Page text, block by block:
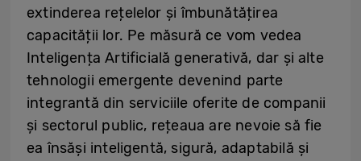
extinderea rețelelor și îmbunătățirea
capacității lor. Pe măsură ce vom vedea
Inteligența Artificială generativă, dar și alte
tehnologii emergente devenind parte
integrantă din serviciile oferite de companii
și sectorul public, rețeaua are nevoie să fie
ea însăși inteligentă, sigură, adaptabilă și